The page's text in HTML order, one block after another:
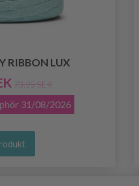
RIBBON LUX
73.95 SEK
31/08/2026